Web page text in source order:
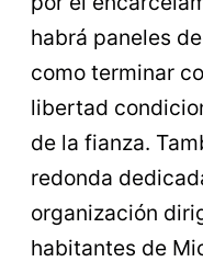
habrá paneles
como terminar
libertad
de la fianza.
redonda
organización
habitantes de